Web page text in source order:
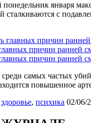
января
сталкиваются с
причин ранней
причин ранней
самых частых
повышенное
здоровье, психика 02/06/